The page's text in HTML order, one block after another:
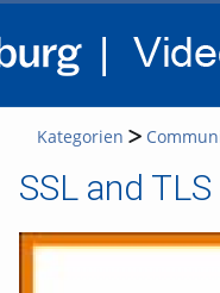
Kategorien
SSL and